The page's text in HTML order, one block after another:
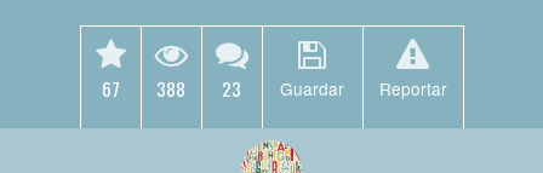
67 388 23 Guardar Reportar